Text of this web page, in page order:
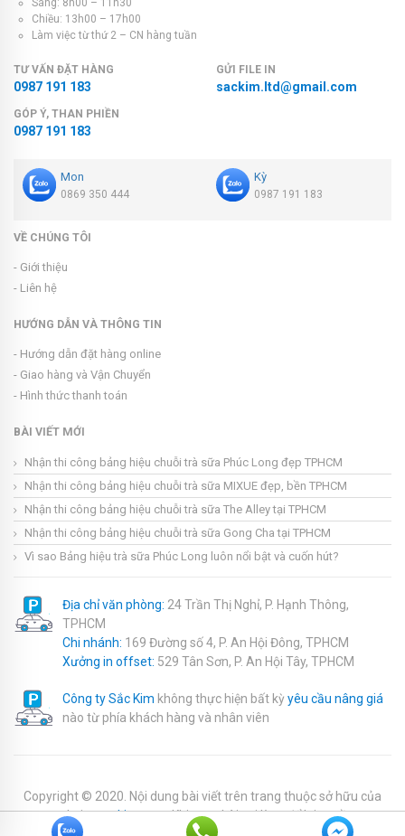
Sáng: 8h00 – 11h30
Chiều: 13h00 – 17h00
Làm việc từ thứ 2 – CN hàng tuần
TƯ VẤN ĐẶT HÀNG
0987 191 183
GỬI FILE IN
sackim.ltd@gmail.com
GÓP Ý, THAN PHIỀN
0987 191 183
Mon
0869 350 444
Kỳ
0987 191 183
VỀ CHÚNG TÔI
- Giới thiệu
- Liên hệ
HƯỚNG DẪN VÀ THÔNG TIN
- Hướng dẫn đặt hàng online
- Giao hàng và Vận Chuyển
- Hình thức thanh toán
BÀI VIẾT MỚI
Nhận thi công bảng hiệu chuỗi trà sữa Phúc Long đẹp TPHCM
Nhận thi công bảng hiệu chuỗi trà sữa MIXUE đẹp, bền TPHCM
Nhận thi công bảng hiệu chuỗi trà sữa The Alley tại TPHCM
Nhận thi công bảng hiệu chuỗi trà sữa Gong Cha tại TPHCM
Vì sao Bảng hiệu trà sữa Phúc Long luôn nổi bật và cuốn hút?
Địa chỉ văn phòng: 24 Trần Thị Nghỉ, P. Hạnh Thông,
TPHCM
Chi nhánh: 169 Đường số 4, P. An Hội Đông, TPHCM
Xưởng in offset: 529 Tân Sơn, P. An Hội Tây, TPHCM
Công ty Sắc Kim không thực hiện bất kỳyêu cầu nâng giá
nào từ phía khách hàng và nhân viên
Copyright © 2020. Nội dung bài viết trên trang thuộc sở hữu của
websitesackim.com. Khi copy bài vui lòng để lại nguồn